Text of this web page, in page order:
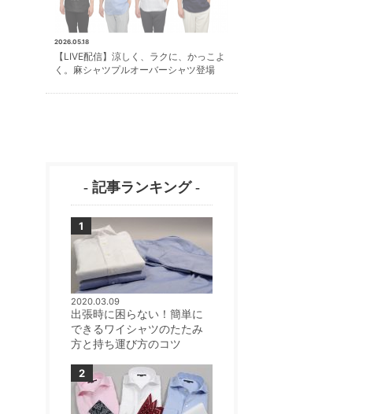
2026.05.18
【LIVE配信】涼しく、ラクに、かっこよ
く。麻シャツプルオーバーシャツ登場
- 記事ランキング -
2020.03.09
出張時に困らない！簡単に
できるワイシャツのたたみ
方と持ち運び方のコツ